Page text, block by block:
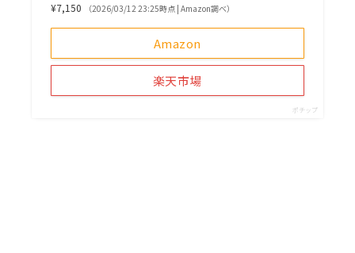
¥7,150
（2026/03/12 23:25時点 | Amazon調べ）
Amazon
楽天市場
ポチップ